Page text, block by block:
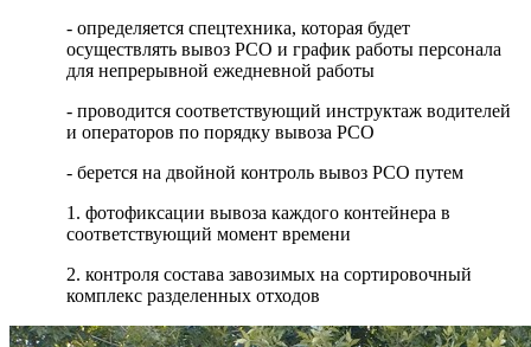
- определяется спецтехника, которая будет
осуществлять вывоз РСО и график работы персонала
для непрерывной ежедневной работы
- проводится соответствующий инструктаж водителей
и операторов по порядку вывоза РСО
- берется на двойной контроль вывоз РСО путем
1. фотофиксации вывоза каждого контейнера в
соответствующий момент времени
2. контроля состава завозимых на сортировочный
комплекс разделенных отходов